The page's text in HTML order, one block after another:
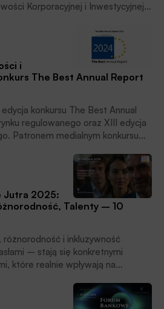
Korporacyjnej i Inwestycyjnej
stanowi ważną platformę debaty
przedsiębiorstw przez
Miesięcznik Finansowy
BANK.pl są patronami medialnymi
i
The Best Annual Report
konkursu The Best Annual
regulowanego oraz XIII edycja
Patronem medialnym konkursu
Jutra 2025:
Talenty – 10
i inkluzywność
– stają się konkretnymi
które realnie wpływają na
się tegoroczna edycja
2025, która odbędzie się 10